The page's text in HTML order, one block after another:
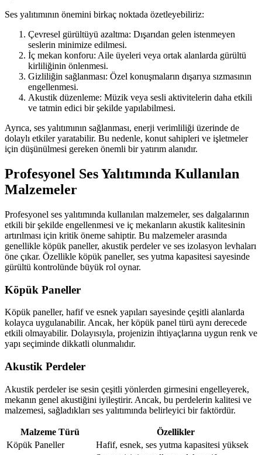
Ses yalıtımının önemini birkaç noktada özetleyebiliriz:
Çevresel gürültüyü azaltma: Dışarıdan gelen istenmeyen
seslerin minimize edilmesi.
İç mekan konforu: Aile üyeleri veya ortak alanlarda gürültü
kirliliğinin önlenmesi.
Gizliliğin sağlanması: Özel konuşmaların dışarıya sızmasının
engellenmesi.
Akustik düzenleme: Müzik veya sesli aktivitelerin daha etkili
ve tatmin edici bir şekilde yapılabilmesi.
Ayrıca, ses yalıtımının sağlanması, enerji verimliliği üzerinde de
dolaylı etkiler yaratabilir. Bu nedenle, konut sahipleri ve işletmeler
için düşünülmesi gereken önemli bir yatırım alanıdır.
Profesyonel Ses Yalıtımında Kullanılan
Malzemeler
Profesyonel ses yalıtımında kullanılan malzemeler, ses dalgalarının
etkili bir şekilde engellenmesi ve iç mekanların akustik kalitesinin
artırılması için kritik öneme sahiptir. Bu malzemeler arasında
genellikle köpük paneller, akustik perdeler ve ses izolasyon levhaları
öne çıkar. Özellikle köpük paneller, ses yutma kapasitesi sayesinde
gürültü kontrolünde büyük rol oynar.
Köpük Paneller
Köpük paneller, hafif ve esnek yapıları sayesinde çeşitli alanlarda
kolayca uygulanabilir. Ancak, her köpük panel türü aynı derecede
etkili olmayabilir. Dolayısıyla, projenizin ihtiyaçlarına uygun renk ve
yapı seçiminde dikkatli olunmalıdır.
Akustik Perdeler
Akustik perdeler ise sesin çeşitli yönlerden girmesini engelleyerek,
mekanın genel akustiğini iyileştirir. Ancak, bu perdelerin kalitesi ve
malzemesi, sağladıkları ses yalıtımında belirleyici bir faktördür.
Malzeme Türü
Özellikler
Köpük Paneller
Hafif, esnek, ses yutma kapasitesi yüksek